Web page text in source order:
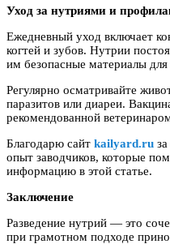
Уход за нутриями и
Ежедневный уход включает
когтей и зубов. Нутрии
им безопасные материалы для
Регулярно осматривайте
паразитов или диареи.
рекомендованной
Благодарю сайт kailyard.ru
опыт заводчиков, которые
информацию в этой статье.
Заключение
Разведение нутрий — это
при грамотном подходе